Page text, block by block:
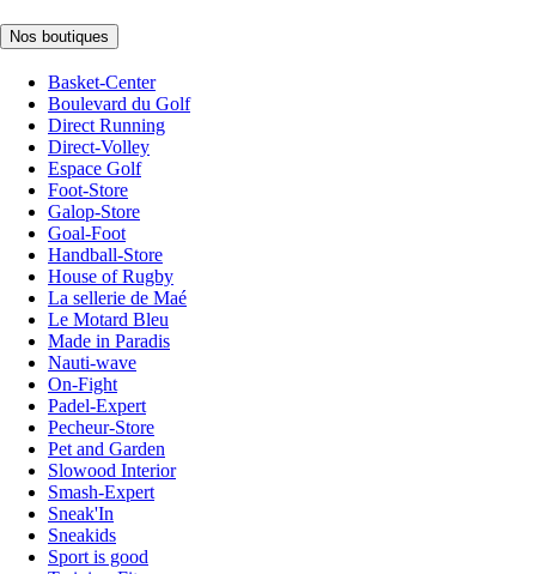
Nos boutiques
Basket-Center
Boulevard du Golf
Direct Running
Direct-Volley
Espace Golf
Foot-Store
Galop-Store
Goal-Foot
Handball-Store
House of Rugby
La sellerie de Maé
Le Motard Bleu
Made in Paradis
Nauti-wave
On-Fight
Padel-Expert
Pecheur-Store
Pet and Garden
Slowood Interior
Smash-Expert
Sneak'In
Sneakids
Sport is good